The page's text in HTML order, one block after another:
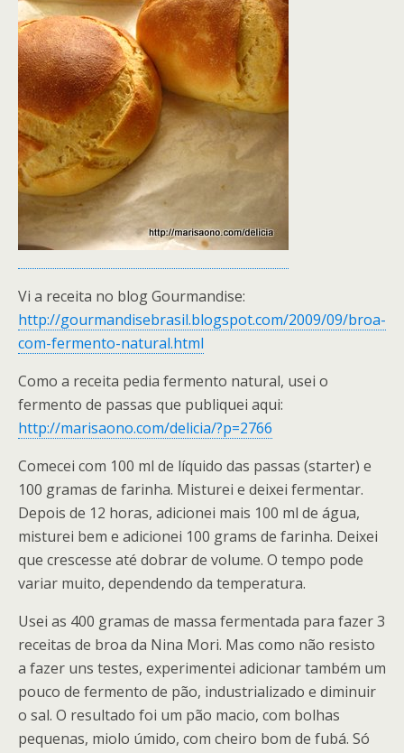
Vi a receita no blog Gourmandise:
http://gourmandisebrasil.blogspot.com/2009/09/broa-
com-fermento-natural.html
Como a receita pedia fermento natural, usei o
fermento de passas que publiquei aqui:
http://marisaono.com/delicia/?p=2766
Comecei com 100 ml de líquido das passas (starter) e
100 gramas de farinha. Misturei e deixei fermentar.
Depois de 12 horas, adicionei mais 100 ml de água,
misturei bem e adicionei 100 grams de farinha. Deixei
que crescesse até dobrar de volume. O tempo pode
variar muito, dependendo da temperatura.
Usei as 400 gramas de massa fermentada para fazer 3
receitas de broa da Nina Mori. Mas como não resisto
a fazer uns testes, experimentei adicionar também um
pouco de fermento de pão, industrializado e diminuir
o sal. O resultado foi um pão macio, com bolhas
pequenas, miolo úmido, com cheiro bom de fubá. Só